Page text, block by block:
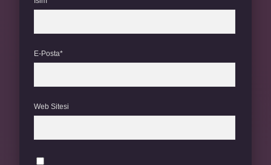
E-Posta*
Web Sitesi